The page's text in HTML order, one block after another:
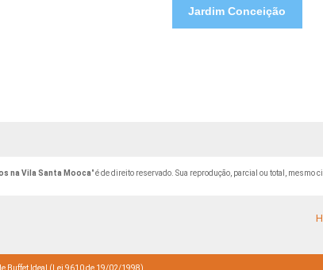
Jardim Conceição
na Vila Santa Mooca" é de direito reservado. Sua reprodução, parcial ou total,
Buffet Ideal (Lei 9610 de 19/02/1998)